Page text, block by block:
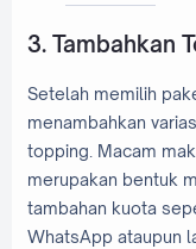
3. Tambahkan
Setelah memilih
menambahkan
topping. Macam
merupakan bentuk
tambahan kuota
WhatsApp ataupun